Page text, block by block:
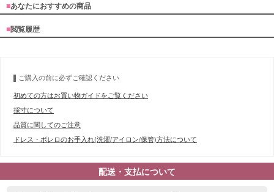
■あなたにおすすめの商品
■閲覧履歴
ご購入の前に必ずご確認ください
初めての方はお買い物ガイドをご覧ください
採寸について
品質に関してのご注意
ドレス・ボレロのお手入れ(洗濯/アイロン/保管)方法について
配送・支払について